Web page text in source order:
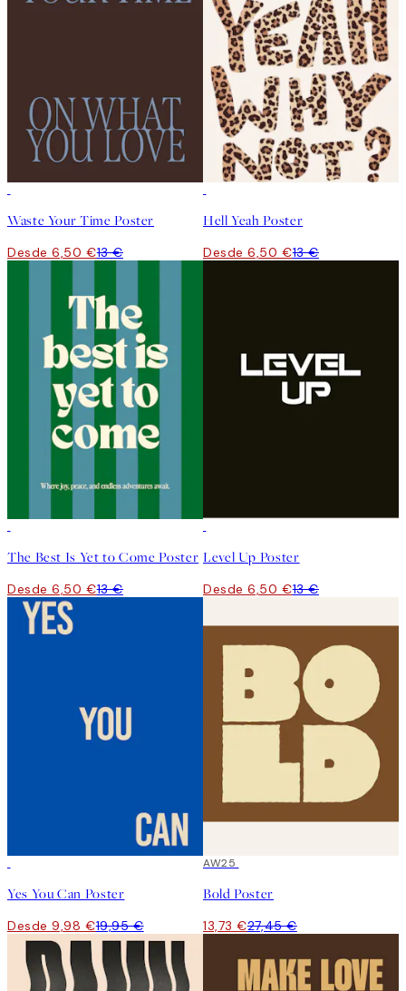
Waste Your Time Poster
Desde 6,50 €13 €
Hell Yeah Poster
Desde 6,50 €13 €
The Best Is Yet to Come Poster
Desde 6,50 €13 €
Level Up Poster
Desde 6,50 €13 €
Yes You Can Poster
Desde 9,98 €19,95 €
50%*
AW25
Bold Poster
13,73 €27,45 €